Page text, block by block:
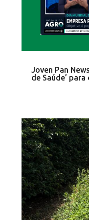
Joven Pan
de Saúde’ para